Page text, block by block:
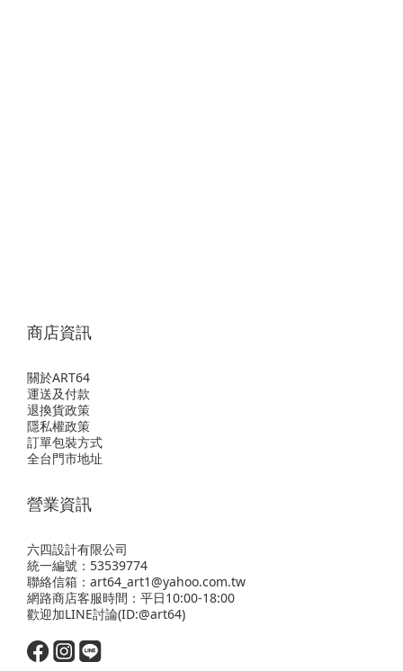
商店資訊
關於ART64
運送及付款
退換貨政策
隱私權政策
訂單包裝方式
全台門市地址
營業資訊
六四設計有限公司
統一編號：53539774
聯絡信箱：art64_art1@yahoo.com.tw
網路商店客服時間：平日10:00-18:00
歡迎加LINE討論(ID:@art64)